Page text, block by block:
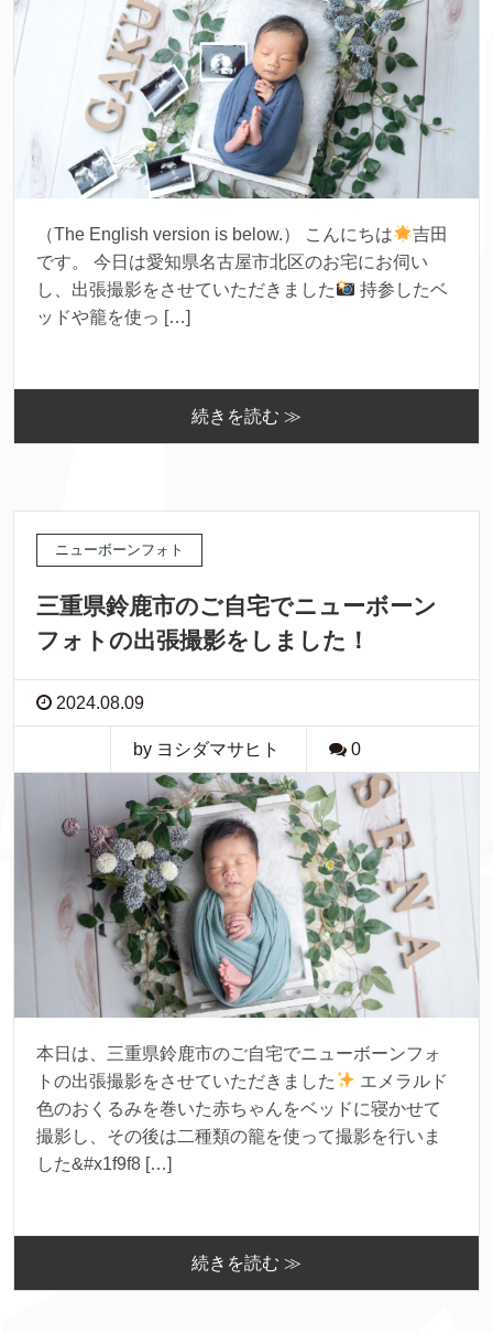
（The English version is below.） こんにちは
吉田
です。 今日は愛知県名古屋市北区のお宅にお伺い
し、出張撮影をさせていただきました
持参したベ
ッドや籠を使っ […]
続きを読む ≫
ニューボーンフォト
三重県鈴鹿市のご自宅でニューボーン
フォトの出張撮影をしました！
2024.08.09
by ヨシダマサヒト 0
本日は、三重県鈴鹿市のご自宅でニューボーンフォ
トの出張撮影をさせていただきました
エメラルド
色のおくるみを巻いた赤ちゃんをベッドに寝かせて
撮影し、その後は二種類の籠を使って撮影を行いま
した&#x1f9f8 […]
続きを読む ≫